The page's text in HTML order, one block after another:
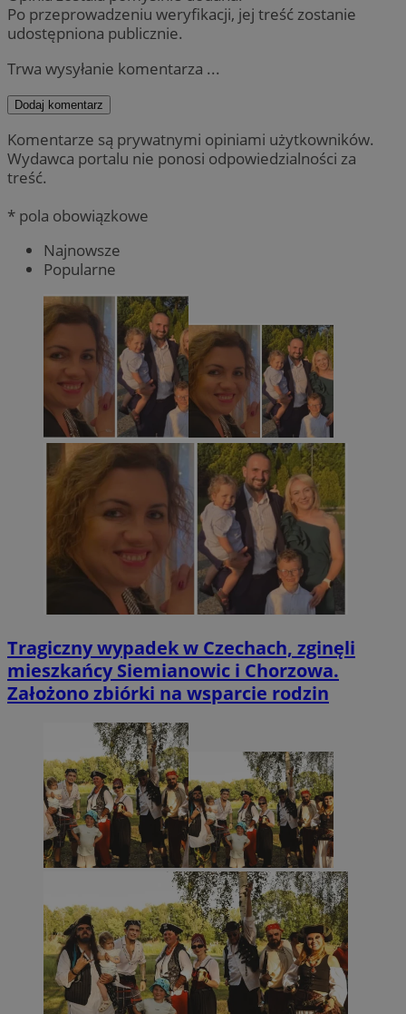
Po przeprowadzeniu weryfikacji, jej treść zostanie
udostępniona publicznie.
Trwa wysyłanie komentarza ...
Dodaj komentarz
Komentarze są prywatnymi opiniami użytkowników.
Wydawca portalu nie ponosi odpowiedzialności za
treść.
* pola obowiązkowe
Najnowsze
Popularne
Tragiczny wypadek w Czechach, zginęli
mieszkańcy Siemianowic i Chorzowa.
Założono zbiórki na wsparcie rodzin